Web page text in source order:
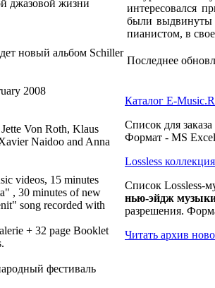
джазовой жизни
новый альбом Schiller
2008
Von Roth, Klaus
Naidoo and Anna
videos, 15 minutes
, 30 minutes of new
song recorded with
+ 32 page Booklet
фестиваль
интересовался
были выдвинуты
пианистом, в
Последнее
Каталог E-
Список для
Формат - MS
Lossless
Список Lossless-
нью-эйдж
разрешения.
Читать архив